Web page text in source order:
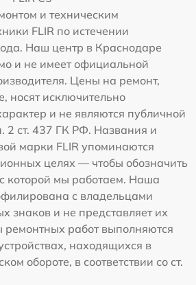
и техническим
FLIR по истечении
Наш центр в Краснодаре
и не имеет официальной
Цены на ремонт,
носят исключительно
и не являются публичной
2 ст. 437 ГК РФ. Названия и
марки FLIR упоминаются
целях — чтобы обозначить
которой мы работаем. Наша
с владельцами
знаков и не представляет их
ремонтных работ выполняются
находящихся в
обороте, в соответствии со ст.